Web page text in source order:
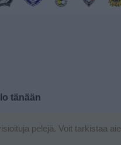
tänään
pelejä. Voit tarkistaa